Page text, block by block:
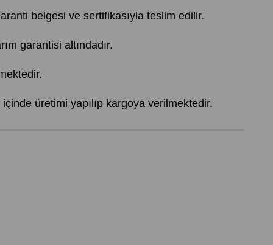
belgesi ve sertifikasıyla teslim edilir.
garantisi altındadır.
üretimi yapılıp kargoya verilmektedir.